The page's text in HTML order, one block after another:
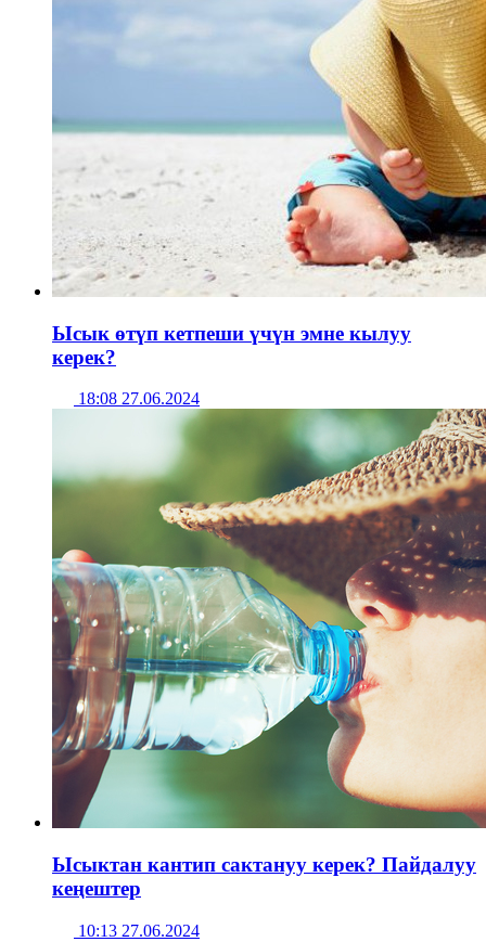
Ысык өтүп кетпеши үчүн эмне кылуу
керек?
18:08 27.06.2024
Ысыктан кантип сактануу керек? Пайдалуу
кеңештер
10:13 27.06.2024